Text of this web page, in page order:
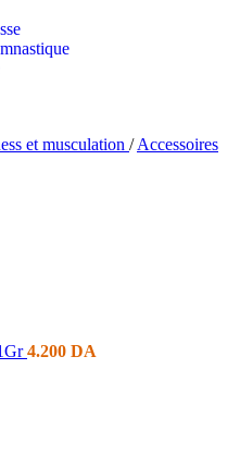
et musculation / Accessoires
4.200 DA